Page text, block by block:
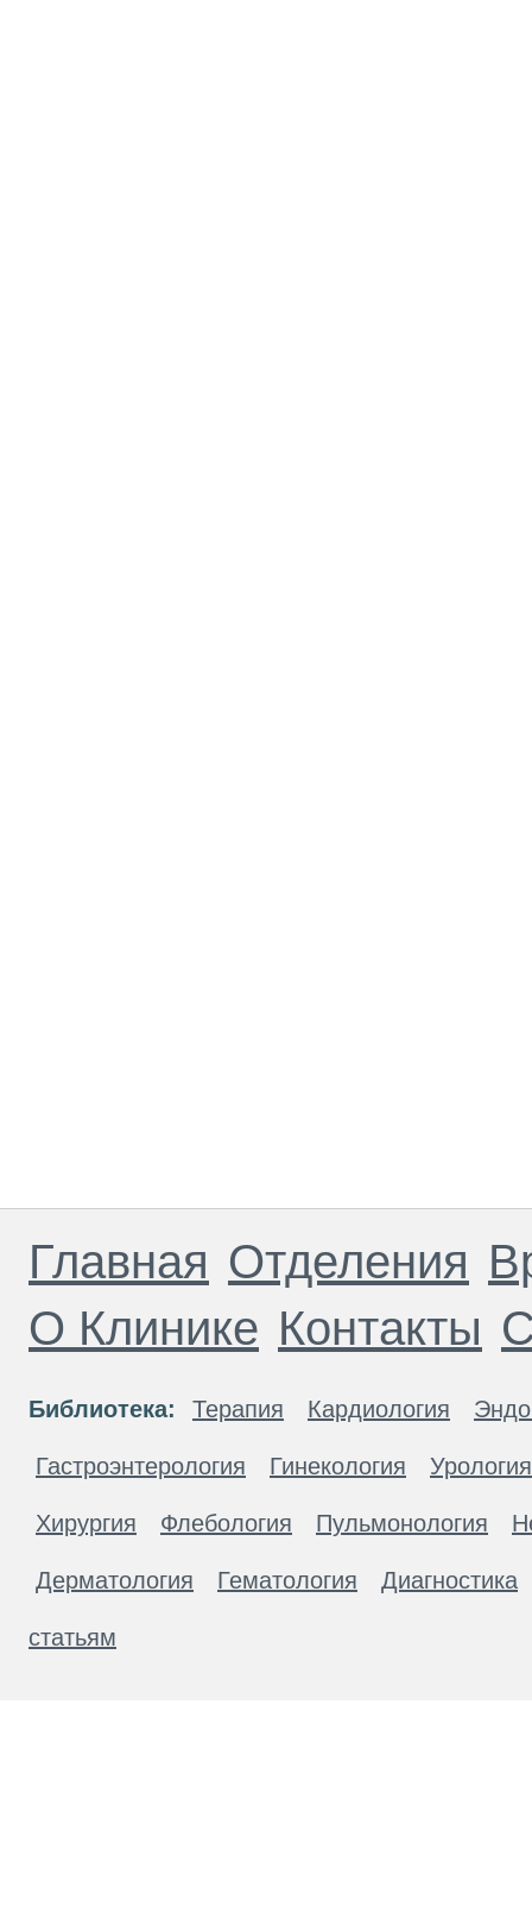
Главная Отделения
О Клинике Контакты
Библиотека: Терапия Кардиология
Гастроэнтерология Гинекология Урология
Хирургия Флебология Пульмонология
Дерматология Гематология Диагностика
статьям